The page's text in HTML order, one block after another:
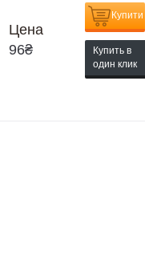
Цена
96₴
Купити
Купить в
один клик